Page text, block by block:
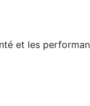
et les